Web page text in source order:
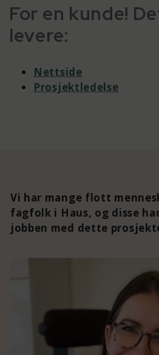
For en kunde!
levere:
Nettside
Prosjektledelse
Vi har mange flott
fagfolk i Haus, og disse
jobben med dette